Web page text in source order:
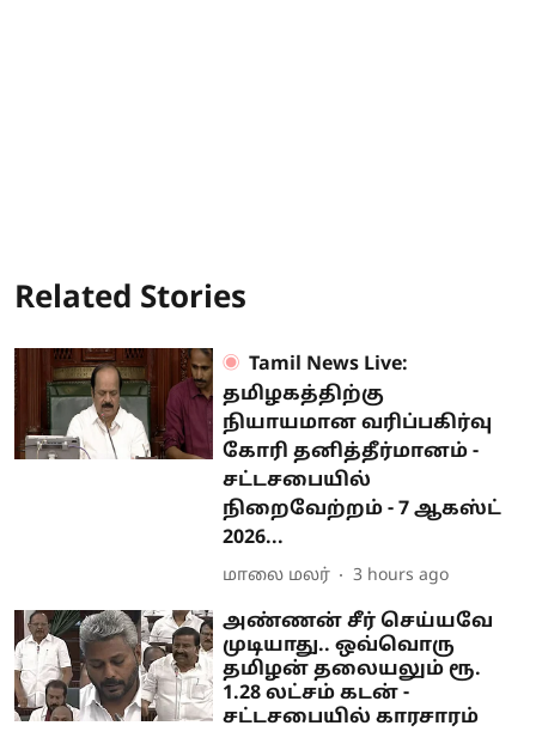
Related Stories
Tamil News Live:
தமிழகத்திற்கு
நியாயமான வரிப்பகிர்வு
கோரி தனித்தீர்மானம் -
சட்டசபையில்
நிறைவேற்றம் - 7 ஆகஸ்ட்
2026...
மாலை மலர் 3 hours ago
அண்ணன் சீர் செய்யவே
முடியாது.. ஒவ்வொரு
தமிழன் தலையலும் ரூ.
1.28 லட்சம் கடன் -
சட்டசபையில் காரசாரம்